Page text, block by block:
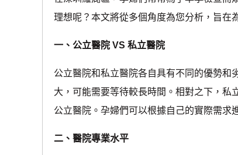
理想呢？本文將從多個角度為您分析，旨在
一、公立醫院 VS 私立醫院
公立醫院和私立醫院各自具有不同的優勢和
大，可能需要等待較長時間。相對之下，私
公立醫院。孕婦們可以根據自己的實際需求
二、醫院專業水平